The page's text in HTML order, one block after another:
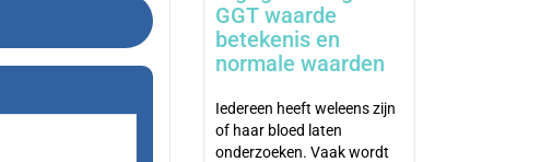
GGT waarde
betekenis en
normale waarden
Iedereen heeft weleens zijn
of haar bloed laten
onderzoeken. Vaak wordt